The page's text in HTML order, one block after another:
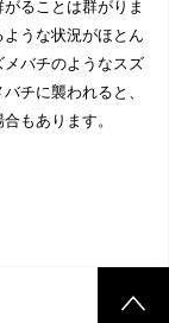
ることは群がりま
うな状況がほとん
バチのようなスズ
チに襲われると、
もあります。